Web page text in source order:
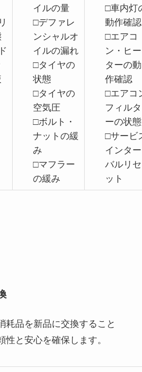
イルの量
□デファレ
ンシャルオ
イルの漏れ
□タイヤの
状態
□タイヤの
空気圧
□ボルト・
ナットの緩
み
□マフラー
の緩み
□車内灯
動作確認
□エアコ
ン・ヒー
ターの動
作確認
□エアコ
フィルタ
ーの状態
□サービ
インター
バルリセ
ット
耗品を新品に交換すること
性と安心を確保します。